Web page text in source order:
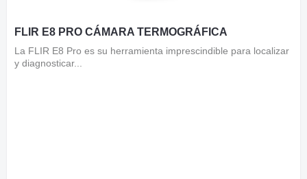
FLIR E8 PRO CÁMARA TERMOGRÁFICA
La FLIR E8 Pro es su herramienta imprescindible para localizar
y diagnosticar...